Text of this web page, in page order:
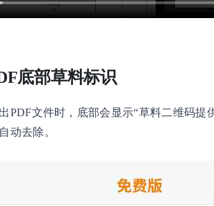
底部草料标识
PDF文件时，底部会显示“草料二维码提
动去除。